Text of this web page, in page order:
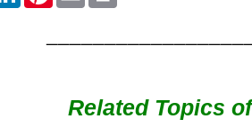
Related Topics